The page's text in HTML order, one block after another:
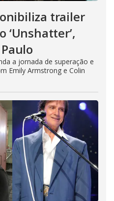
trailer
‘Unshatter’,
a jornada de superação e
Emily Armstrong e Colin